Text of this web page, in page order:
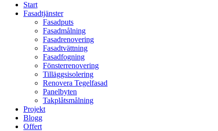
Start
Fasadtjänster
Fasadputs
Fasadmålning
Fasadrenovering
Fasadtvättning
Fasadfogning
Fönsterrenovering
Tilläggsisolering
Renovera Tegelfasad
Panelbyten
Takplåtsmålning
Projekt
Blogg
Offert